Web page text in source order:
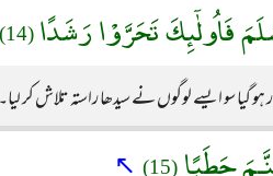
فَاُولٰٓئِكَ تَحَرَّوْا رَشَدًا(14)
ہو گیا سو ایسے لوگوں نے سیدھا راستہ تلاش کر لیا۔
حَطَبًا(15)
↖